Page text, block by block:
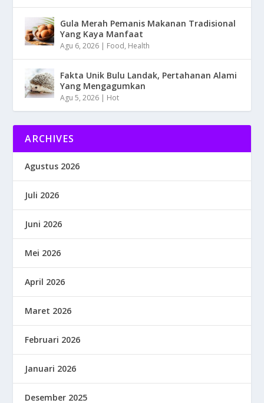
Gula Merah Pemanis Makanan Tradisional
Yang Kaya Manfaat
Agu 6, 2026 | Food, Health
Fakta Unik Bulu Landak, Pertahanan Alami
Yang Mengagumkan
Agu 5, 2026 | Hot
ARCHIVES
Agustus 2026
Juli 2026
Juni 2026
Mei 2026
April 2026
Maret 2026
Februari 2026
Januari 2026
Desember 2025